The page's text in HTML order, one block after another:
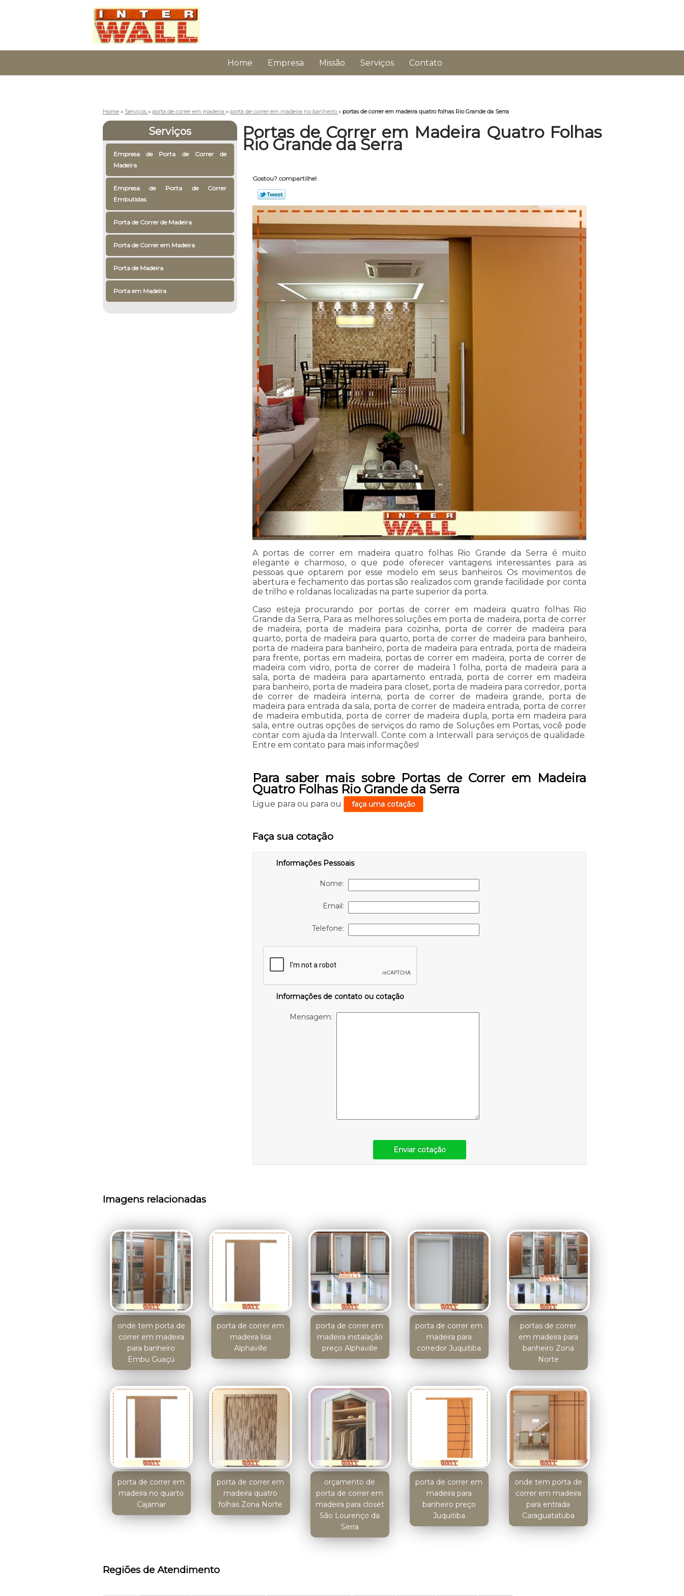
Home Empresa Missão Serviços Contato
Home » Serviços » porta de correr em madeira » porta de correr em madeira no banheiro » portas de correr em madeira quatro folhas Rio Grande da Serra
Serviços
Empresa de Porta de Correr de
Madeira
Empresa de Porta de Correr
Embutidas
Porta de Correr de Madeira
Porta de Correr em Madeira
Porta de Madeira
Porta em Madeira
Portas de Correr em Madeira Quatro Folhas
Rio Grande da Serra
Gostou? compartilhe!
A portas de correr em madeira quatro folhas Rio Grande da Serra é muito
elegante e charmoso, o que pode oferecer vantagens interessantes para as
pessoas que optarem por esse modelo em seus banheiros. Os movimentos de
abertura e fechamento das portas são realizados com grande facilidade por conta
de trilho e roldanas localizadas na parte superior da porta.
Caso esteja procurando por portas de correr em madeira quatro folhas Rio
Grande da Serra, Para as melhores soluções em porta de madeira, porta de correr
de madeira, porta de madeira para cozinha, porta de correr de madeira para
quarto, porta de madeira para quarto, porta de correr de madeira para banheiro,
porta de madeira para banheiro, porta de madeira para entrada, porta de madeira
para frente, portas em madeira, portas de correr em madeira, porta de correr de
madeira com vidro, porta de correr de madeira 1 folha, porta de madeira para a
sala, porta de madeira para apartamento entrada, porta de correr em madeira
para banheiro, porta de madeira para closet, porta de madeira para corredor, porta
de correr de madeira interna, porta de correr de madeira grande, porta de
madeira para entrada da sala, porta de correr de madeira entrada, porta de correr
de madeira embutida, porta de correr de madeira dupla, porta em madeira para
sala, entre outras opções de serviços do ramo de Soluções em Portas, você pode
contar com ajuda da Interwall. Conte com a Interwall para serviços de qualidade.
Entre em contato para mais informações!
Para saber mais sobre Portas de Correr em Madeira
Quatro Folhas Rio Grande da Serra
Ligue para ou para ou faça uma cotação
Faça sua cotação
Informações Pessoais
Nome:
Email:
Telefone:
Informações de contato ou cotação
Mensagem:
Enviar cotação
Imagens relacionadas
onde tem porta de
correr em madeira
para banheiro
Embu Guaçú
porta de correr em
madeira lisa
Alphaville
porta de correr em
madeira instalação
preço Alphaville
porta de correr em
madeira para
corredor Juquitiba
portas de correr
em madeira para
banheiro Zona
Norte
porta de correr em
madeira no quarto
Cajamar
porta de correr em
madeira quatro
folhas Zona Norte
orçamento de
porta de correr em
madeira para closet
São Lourenço da
Serra
porta de correr em
madeira para
banheiro preço
Juquitiba
onde tem porta de
correr em madeira
para entrada
Caraguatatuba
Regiões de Atendimento